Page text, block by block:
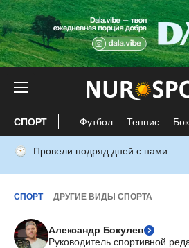
СПОРТ Футбол Теннис
Провели подряд дней с нами
СПОРТ ДРУГИЕ ВИДЫ СПОРТА
Александр Бокулев
Руководитель спортивной